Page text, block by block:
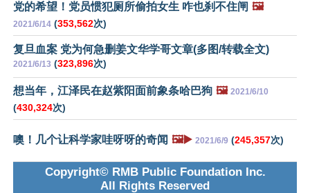
党的希望！党员惯犯厕所偷拍女生 咋也刹不住闸 🖼️
2021/6/14 (353,562次)
复旦血案 党为何急删姜文华学哥文章(多图/转载全文)
2021/6/13 (323,896次)
想当年，江泽民在赵紫阳面前象条哈巴狗 🖼️ 2021/6/10
(430,324次)
噢！几个让科学家哇呀呀的奇闻 🖼️▶️ 2021/6/9 (245,357次)
Copyright© RMB Public Foundation Inc.
All Rights Reserved